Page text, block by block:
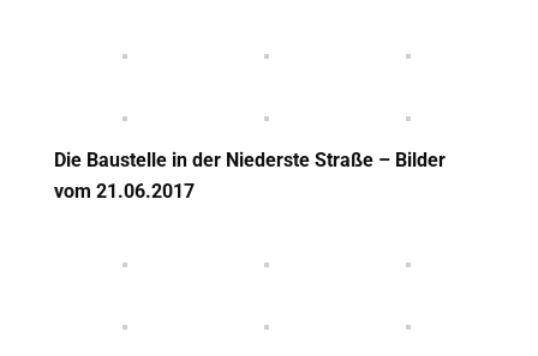
Die Baustelle in der Niederste Straße – Bilder
vom 21.06.2017